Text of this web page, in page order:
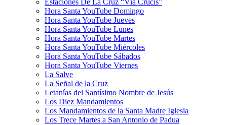
Hora Santa YouTube Domingo
Hora Santa YouTube Jueves
Hora Santa YouTube Lunes
Hora Santa YouTube Martes
Hora Santa YouTube Miércoles
Hora Santa YouTube Sábados
Hora Santa YouTube Viernes
La Salve
La Señal de la Cruz
Letanías del Santísimo Nombre de Jesús
Los Diez Mandamientos
Los Mandamientos de la Santa Madre Iglesia
Los Trece Martes a San Antonio de Padua